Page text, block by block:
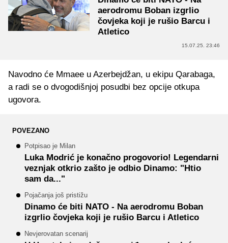
aerodromu Boban izgrlio
čovjeka koji je rušio Barcu i
Atletico
15.07.25. 23:46
Navodno će Mmaee u Azerbejdžan, u ekipu Qarabaga,
a radi se o dvogodišnjoj posudbi bez opcije otkupa
ugovora.
POVEZANO
Potpisao je Milan
Luka Modrić je konačno progovorio! Legendarni
veznjak otkrio zašto je odbio Dinamo: "Htio
sam da..."
Pojačanja još pristižu
Dinamo će biti NATO - Na aerodromu Boban
izgrlio čovjeka koji je rušio Barcu i Atletico
Nevjerovatan scenarij